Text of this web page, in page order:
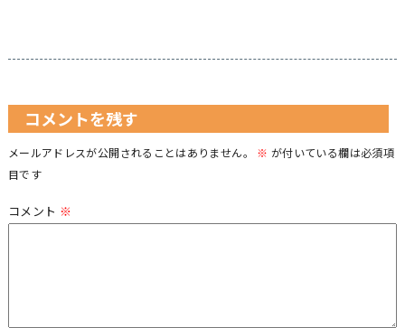
コメントを残す
メールアドレスが公開されることはありません。 ※ が付いている欄は必須項
目です
コメント ※